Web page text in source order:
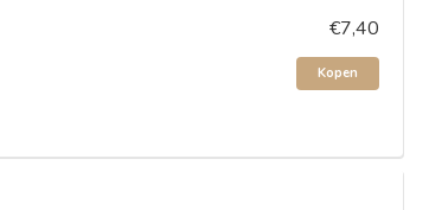
€7,40
Kopen